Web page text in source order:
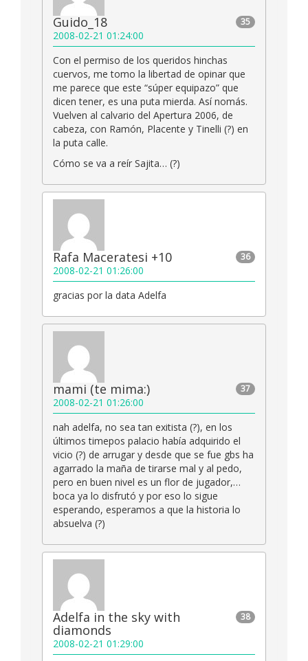
35
Guido_18
2008-02-21 01:24:00
Con el permiso de los queridos hinchas
cuervos, me tomo la libertad de opinar que
me parece que este “súper equipazo” que
dicen tener, es una puta mierda. Así nomás.
Vuelven al calvario del Apertura 2006, de
cabeza, con Ramón, Placente y Tinelli (?) en
la puta calle.
Cómo se va a reír Sajita… (?)
36
Rafa Maceratesi +10
2008-02-21 01:26:00
gracias por la data Adelfa
37
mami (te mima:)
2008-02-21 01:26:00
nah adelfa, no sea tan exitista (?), en los
últimos timepos palacio había adquirido el
vicio (?) de arrugar y desde que se fue gbs ha
agarrado la maña de tirarse mal y al pedo,
pero en buen nivel es un flor de jugador,…
boca ya lo disfrutó y por eso lo sigue
esperando, esperamos a que la historia lo
absuelva (?)
38
Adelfa in the sky with
diamonds
2008-02-21 01:29:00